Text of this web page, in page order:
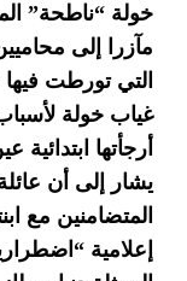
مآزرا إلى
التي تورطت
غياب خولة
أرجأتها ابتدائية عين السبع
يشار إلى أن
المتضامنين مع
إعلامية